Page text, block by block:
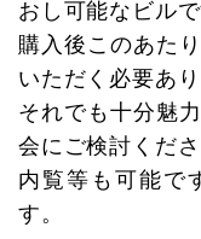
おし可能なビルで
購入後このあた
いただく必要あり
それでも十分魅
会にご検討くださ
内覧等も可能で
す。